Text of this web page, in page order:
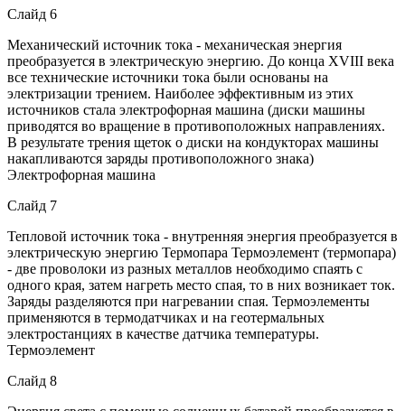
Слайд 6
Механический источник тока - механическая энергия
преобразуется в электрическую энергию. До конца XVIII века
все технические источники тока были основаны на
электризации трением. Наиболее эффективным из этих
источников стала электрофорная машина (диски машины
приводятся во вращение в противоположных направлениях.
В результате трения щеток о диски на кондукторах машины
накапливаются заряды противоположного знака)
Электрофорная машина
Слайд 7
Тепловой источник тока - внутренняя энергия преобразуется в
электрическую энергию Термопара Термоэлемент (термопара)
- две проволоки из разных металлов необходимо спаять с
одного края, затем нагреть место спая, то в них возникает ток.
Заряды разделяются при нагревании спая. Термоэлементы
применяются в термодатчиках и на геотермальных
электростанциях в качестве датчика температуры.
Термоэлемент
Слайд 8